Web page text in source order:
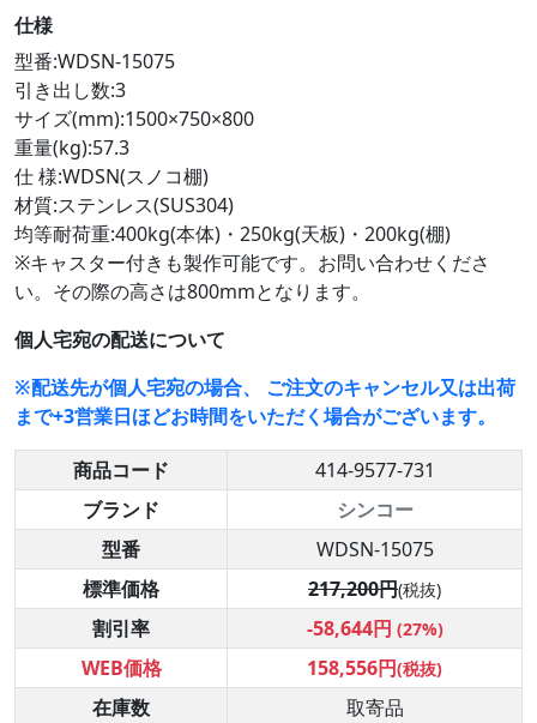
仕様
型番:WDSN-15075
引き出し数:3
サイズ(mm):1500×750×800
重量(kg):57.3
仕 様:WDSN(スノコ棚)
材質:ステンレス(SUS304)
均等耐荷重:400kg(本体)・250kg(天板)・200kg(棚)
※キャスター付きも製作可能です。お問い合わせくださ
い。その際の高さは800mmとなります。
個人宅宛の配送について
※配送先が個人宅宛の場合、 ご注文のキャンセル又は出荷
まで+3営業日ほどお時間をいただく場合がございます。
商品コード
414-9577-731
ブランド
シンコー
型番
WDSN-15075
標準価格
217,200円(税抜)
割引率 -58,644円 (27%)
WEB価格 158,556円(税抜)
在庫数
取寄品